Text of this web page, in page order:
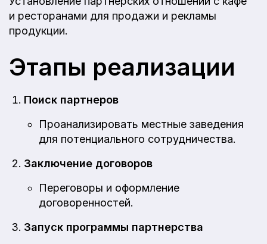
и ресторанами для продажи и рекламы
продукции.
Этапы реализации
Поиск партнеров
Проанализировать местные заведения
для потенциального сотрудничества.
Заключение договоров
Переговоры и оформление
договоренностей.
Запуск программы партнерства